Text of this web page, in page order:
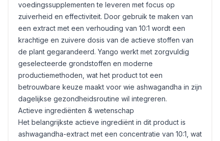
voedingssupplementen te leveren met focus op
zuiverheid en effectiviteit. Door gebruik te maken van
een extract met een verhouding van 10:1 wordt een
krachtige en zuivere dosis van de actieve stoffen van
de plant gegarandeerd. Yango werkt met zorgvuldig
geselecteerde grondstoffen en moderne
productiemethoden, wat het product tot een
betrouwbare keuze maakt voor wie ashwagandha in zijn
dagelijkse gezondheidsroutine wil integreren.
Actieve ingrediënten & wetenschap
Het belangrijkste actieve ingrediënt in dit product is
ashwagandha-extract met een concentratie van 10:1, wat